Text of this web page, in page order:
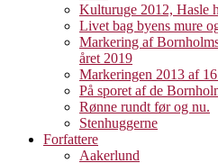
Kulturuge 2012, Hasle
Livet bag byens mure
Markering af
året 2019
Markeringen 2013 af
På sporet af de
Rønne rundt før og nu.
Stenhuggerne
Forfattere
Aakerlund